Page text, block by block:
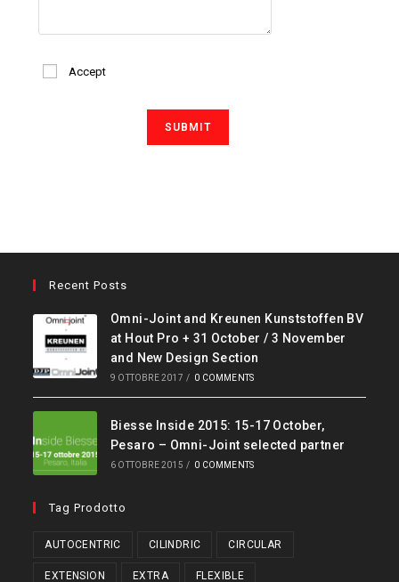
Accept
Recent Posts
Omni-Joint and Kreunen Kunststoffen BV
at Hout Pro + 31 October / 3 November
and New Design Section
9 OTTOBRE 2017 / 0 COMMENTS
Biesse Inside 2015: 15-17 October,
Pesaro – Omni-Joint selected partner
6 OTTOBRE 2015 / 0 COMMENTS
Tag Prodotto
AUTOCENTRIC CILINDRIC CIRCULAR
EXTENSION EXTRA FLEXIBLE